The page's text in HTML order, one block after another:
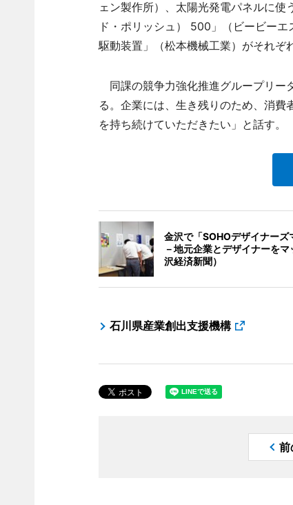
ェン製作所）、太陽光発電パネルに
ド・ポリッシュ） 500」（ビービー
駆動装置」（松本機械工業）がそれぞ
同課の競争力強化推進グループリー
る。企業には、生き残りのため、消
を持ち続けていただきたい」と話す。
金沢で「SOHOデザイナーズ
－地元企業とデザイナーを
沢経済新聞）
石川県産業創出支援機構
前